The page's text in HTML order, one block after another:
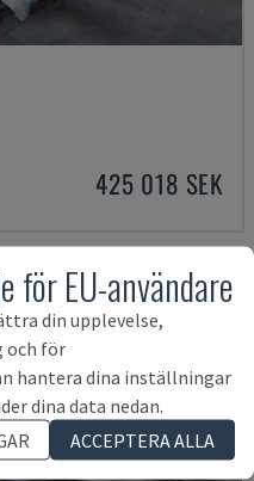
425 018 SEK
för EU-användare
din upplevelse,
och för
hantera dina inställningar
dina data nedan.
ACCEPTERA ALLA